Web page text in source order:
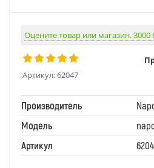
Оцените товар или магазин. 3000
Артикул:62047
Производитель
Модель
Артикул